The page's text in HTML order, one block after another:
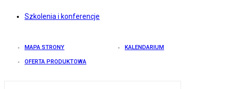
Szkolenia i konferencje
MAPA STRONY KALENDARIUM
OFERTA PRODUKTOWA